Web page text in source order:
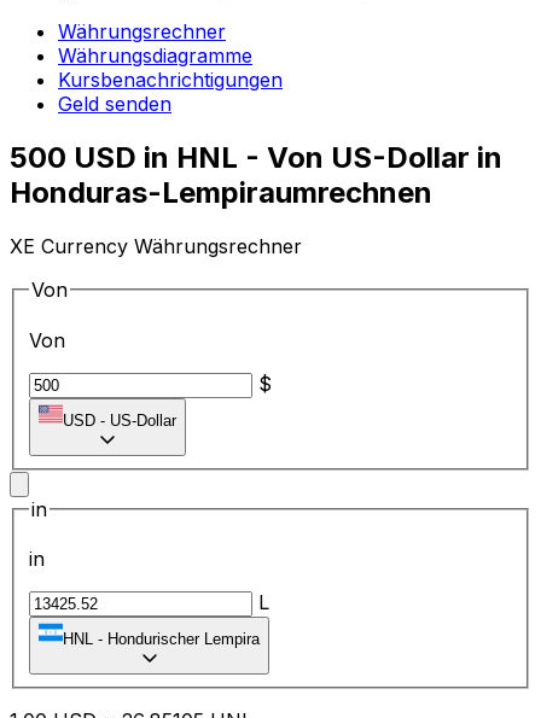
Währungsrechner
Währungsdiagramme
Kursbenachrichtigungen
Geld senden
500 USD in HNL - Von US-Dollar in
Honduras-Lempiraumrechnen
XE Currency Währungsrechner
Von
Von
$
USD - US-Dollar
in
in
L
HNL - Hondurischer Lempira